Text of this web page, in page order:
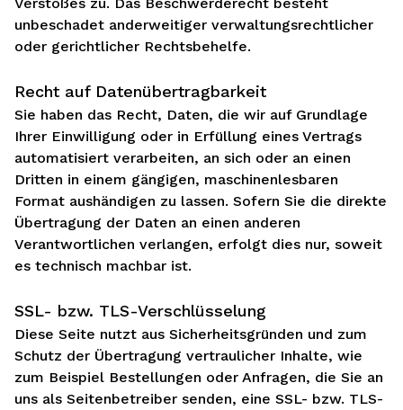
unbeschadet anderweitiger verwaltungsrechtlicher
oder gerichtlicher Rechtsbehelfe.
Recht auf Daten­übertrag­barkeit
Sie haben das Recht, Daten, die wir auf Grundlage
Ihrer Einwilligung oder in Erfüllung eines Vertrags
automatisiert verarbeiten, an sich oder an einen
Dritten in einem gängigen, maschinenlesbaren
Format aushändigen zu lassen. Sofern Sie die direkte
Übertragung der Daten an einen anderen
Verantwortlichen verlangen, erfolgt dies nur, soweit
es technisch machbar ist.
SSL- bzw. TLS-Verschlüsselung
Diese Seite nutzt aus Sicherheitsgründen und zum
Schutz der Übertragung vertraulicher Inhalte, wie
zum Beispiel Bestellungen oder Anfragen, die Sie an
uns als Seitenbetreiber senden, eine SSL- bzw. TLS-